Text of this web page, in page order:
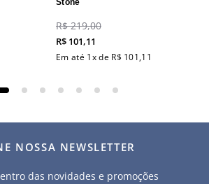
Stone
R$ 219,00
R$ 101,11
Em até 1x de R$ 101,11
NOSSA NEWSLETTER
das novidades e promoções